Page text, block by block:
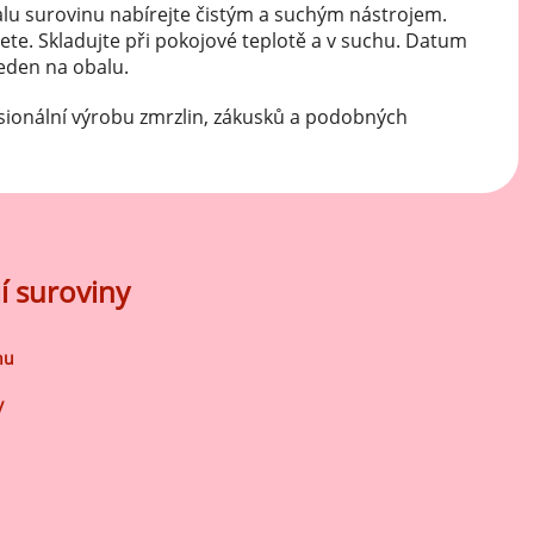
surovinu nabírejte čistým a suchým nástrojem.
Skladujte při pokojové teplotě a v suchu. Datum
na obalu.
výrobu zmrzlin, zákusků a podobných
suroviny